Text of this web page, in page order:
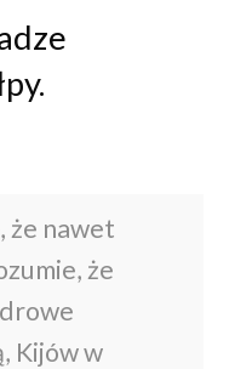
że nawet
że
Kijów w